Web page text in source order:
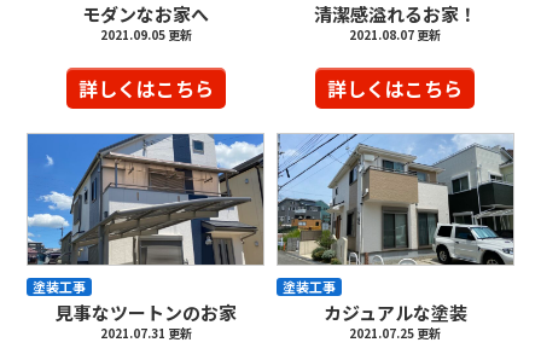
モダンなお家へ
2021.09.05 更新
詳しくはこちら
清潔感溢れるお家！
2021.08.07 更新
詳しくはこちら
見事なツートンのお家
2021.07.31 更新
塗装工事
カジュアルな塗装
2021.07.25 更新
塗装工事